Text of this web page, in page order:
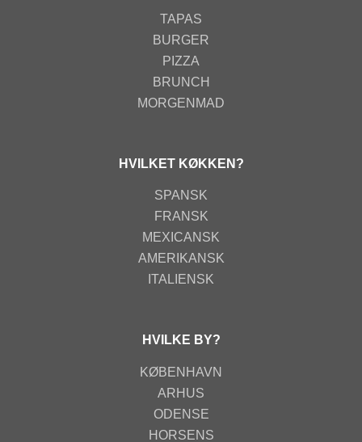
TAPAS
BURGER
PIZZA
BRUNCH
MORGENMAD
HVILKET KØKKEN?
SPANSK
FRANSK
MEXICANSK
AMERIKANSK
ITALIENSK
HVILKE BY?
KØBENHAVN
ARHUS
ODENSE
HORSENS